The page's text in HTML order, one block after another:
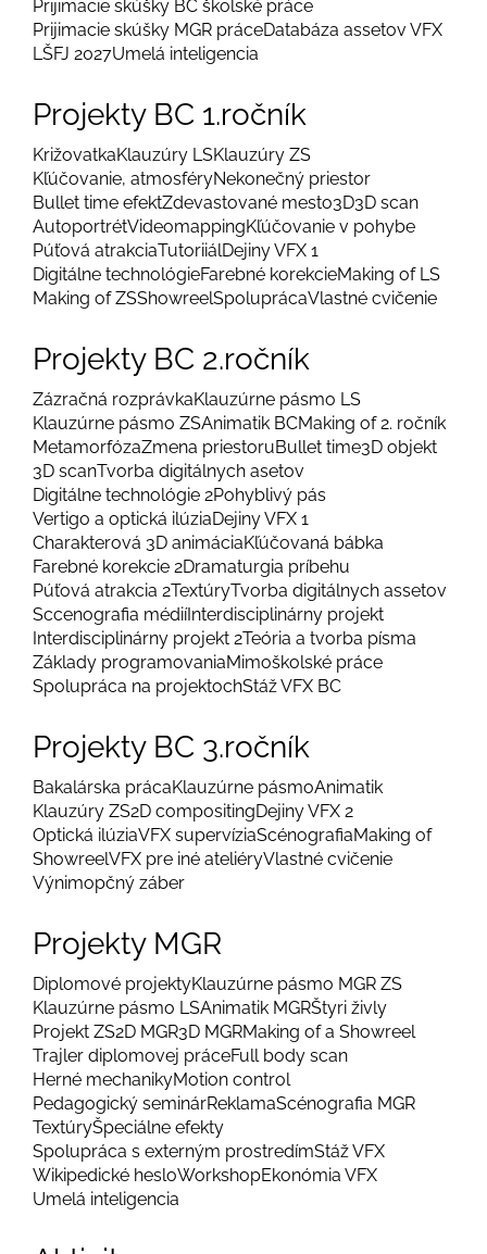
Prijimacie skúšky BC školské práce
Prijimacie skúšky MGR práceDatabáza assetov VFX
LŠFJ 2027Umelá inteligencia
Projekty BC 1.ročník
KrižovatkaKlauzúry LSKlauzúry ZS
Kľúčovanie, atmosféryNekonečný priestor
Bullet time efektZdevastované mesto3D3D scan
AutoportrétVideomappingKľúčovanie v pohybe
Púťová atrakciaTutoriiálDejiny VFX 1
Digitálne technológieFarebné korekcieMaking of LS
Making of ZSShowreelSpoluprácaVlastné cvičenie
Projekty BC 2.ročník
Zázračná rozprávkaKlauzúrne pásmo LS
Klauzúrne pásmo ZSAnimatik BCMaking of 2. ročník
MetamorfózaZmena priestoruBullet time3D objekt
3D scanTvorba digitálnych asetov
Digitálne technológie 2Pohyblivý pás
Vertigo a optická ilúziaDejiny VFX 1
Charakterová 3D animáciaKľúčovaná bábka
Farebné korekcie 2Dramaturgia príbehu
Púťová atrakcia 2TextúryTvorba digitálnych assetov
Sccenografia médiíInterdisciplinárny projekt
Interdisciplinárny projekt 2Teória a tvorba písma
Základy programovaniaMimoškolské práce
Spolupráca na projektochStáž VFX BC
Projekty BC 3.ročník
Bakalárska prácaKlauzúrne pásmoAnimatik
Klauzúry ZS2D compositingDejiny VFX 2
Optická ilúziaVFX supervíziaScénografiaMaking of
ShowreelVFX pre iné ateliéryVlastné cvičenie
Výnimopčný záber
Projekty MGR
Diplomové projektyKlauzúrne pásmo MGR ZS
Klauzúrne pásmo LSAnimatik MGRŠtyri živly
Projekt ZS2D MGR3D MGRMaking of a Showreel
Trajler diplomovej práceFull body scan
Herné mechanikyMotion control
Pedagogický seminárReklamaScénografia MGR
TextúryŠpeciálne efekty
Spolupráca s externým prostredímStáž VFX
Wikipedické hesloWorkshopEkonómia VFX
Umelá inteligencia